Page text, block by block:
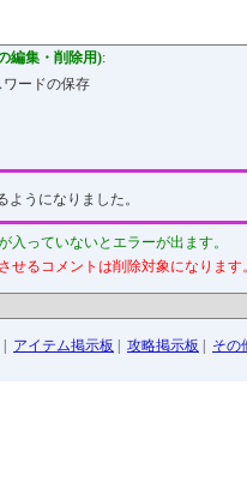
編集・削除用):
ワードの保存
うになりました。
っていないとエラーが出ます。
るコメントは削除対象になりま
アイテム掲示板 攻略掲示板 その